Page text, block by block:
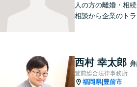
人の方の離婚・相
相談から企業のトラ
西村 幸太郎
豊前総合法律事務所
福岡県| 豊前市